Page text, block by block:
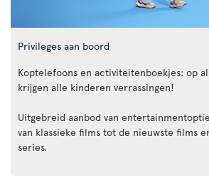
Privileges aan boord
Koptelefoons en activiteitenboekjes: op
krijgen alle kinderen verrassingen!
Uitgebreid aanbod van
van klassieke films tot de nieuwste films
series.